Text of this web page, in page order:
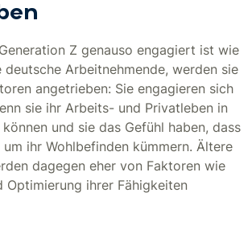
Z genauso engagiert ist wie
Arbeitnehmende, werden sie
angetrieben: Sie engagieren sich
sie ihr Arbeits- und Privatleben in
und sie das Gefühl haben, dass
ihr Wohlbefinden kümmern. Ältere
dagegen eher von Faktoren wie
Optimierung ihrer Fähigkeiten